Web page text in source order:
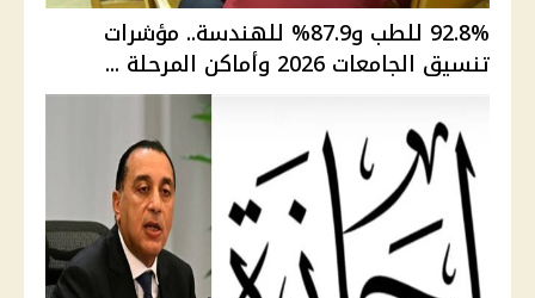
92.8% للطب و87.9% للهندسة.. مؤشرات
تنسيق الجامعات 2026 وأماكن المرحلة ...